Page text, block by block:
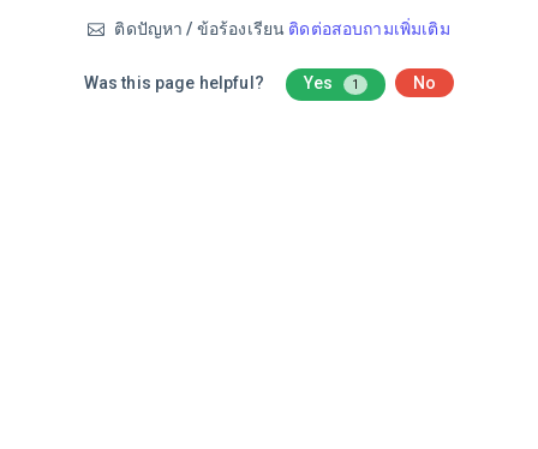
ติดปัญหา / ข้อร้องเรียน ติดต่อสอบถามเพิ่มเติม
Was this page helpful? Yes 1 No